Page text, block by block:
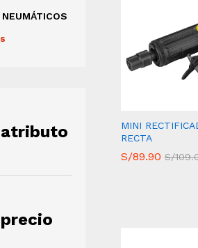
MINI
RECTA
S/89.90 S/
S/89.90 S/